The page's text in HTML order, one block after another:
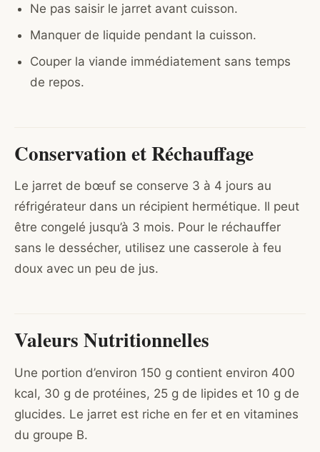
Ne pas saisir le jarret avant cuisson.
Manquer de liquide pendant la cuisson.
Couper la viande immédiatement sans temps
de repos.
Conservation et Réchauffage
Le jarret de bœuf se conserve 3 à 4 jours au
réfrigérateur dans un récipient hermétique. Il peut
être congelé jusqu’à 3 mois. Pour le réchauffer
sans le dessécher, utilisez une casserole à feu
doux avec un peu de jus.
Valeurs Nutritionnelles
Une portion d’environ 150 g contient environ 400
kcal, 30 g de protéines, 25 g de lipides et 10 g de
glucides. Le jarret est riche en fer et en vitamines
du groupe B.